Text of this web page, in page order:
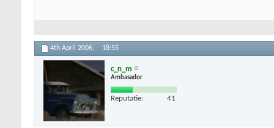
4th April 2006, 18:55
c_n_m
Ambasador
Reputatie: 41